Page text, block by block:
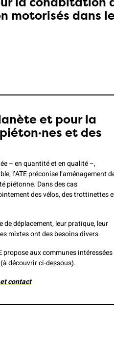
motorisés dans
et pour la
et des
– en quantité et en qualité –,
l’ATE préconise l’aménagement
piétonne. Dans des cas
des vélos, des trottinettes
déplacement, leur pratique, leur
mixtes ont des besoins divers.
propose aux communes intéressées
découvrir ci-dessous).
contact